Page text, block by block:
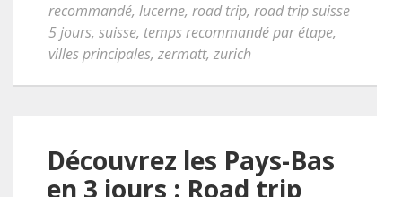
recommandé, lucerne, road trip, road trip suisse
5 jours, suisse, temps recommandé par étape,
villes principales, zermatt, zurich
Découvrez les Pays-Bas
en 3 jours : Road trip